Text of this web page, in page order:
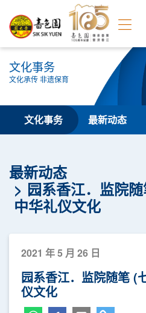
文化事务
文化承传 非遗保育
文化事务 最新动态
最新动态
园系香江．监院
中华礼仪文化
2021 年 5 月 26 日
园系香江．监院随笔
仪文化